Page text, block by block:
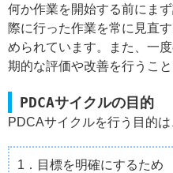
何か作業を開始する前にま
際に行った作業を常に見直
められています。また、一
期的な評価や改善を行うこと
PDCAサイクルの目的
PDCAサイクルを行う目的は
1．目標を明確にするため